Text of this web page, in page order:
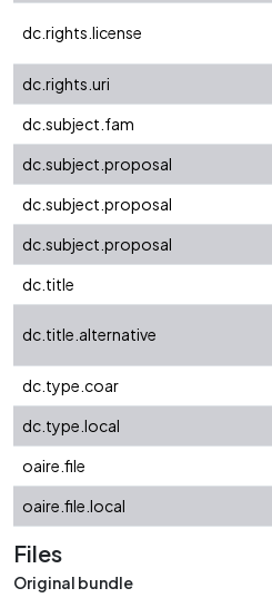
dc.rights.license
dc.rights.uri
dc.subject.fam
dc.subject.proposal
dc.subject.proposal
dc.subject.proposal
dc.title
dc.title.alternative
dc.type.coar
dc.type.local
oaire.file
oaire.file.local
Files
Original bundle